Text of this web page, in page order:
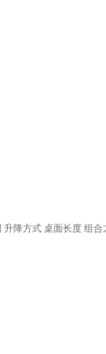
升降方式 桌面长度 组合